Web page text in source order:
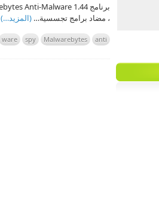
برنامج Malwarebytes Anti-Malware 1.44
، مضاد برامج تجسسية… (المزيد…)
anti
Malwarebytes
spy
ware